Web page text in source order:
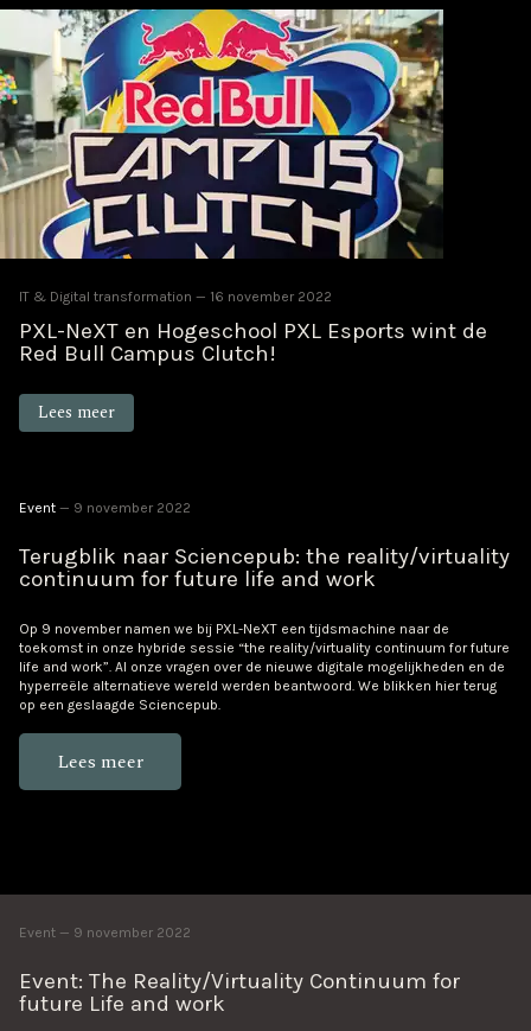
IT & Digital transformation 16 november 2022
PXL-NeXT en Hogeschool PXL Esports wint de
Red Bull Campus Clutch!
Lees meer
Event 9 november 2022
Terugblik naar Sciencepub: the reality/virtuality
continuum for future life and work
Op 9 november namen we bij PXL-NeXT een tijdsmachine naar de
toekomst in onze hybride sessie “the reality/virtuality continuum for future
life and work”. Al onze vragen over de nieuwe digitale mogelijkheden en de
hyperreële alternatieve wereld werden beantwoord. We blikken hier terug
op een geslaagde Sciencepub.
Lees meer
Event 9 november 2022
Event: The Reality/Virtuality Continuum for
future Life and work